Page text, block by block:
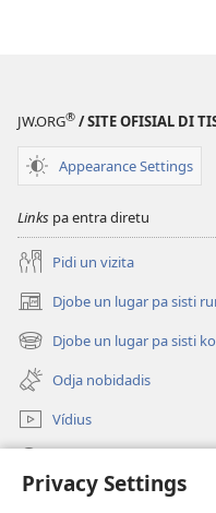
Privacy Settings
JW.ORG® / SITE OFISIAL DI
Appearance Settings
Links pa entra diretu
Pidi un vizita
Djobe un lugar pa sisti
(abri
un
janéla
novu)
Djobe un lugar pa sisti
(abri
un
janéla
novu)
Odja nobidadis
Vídius